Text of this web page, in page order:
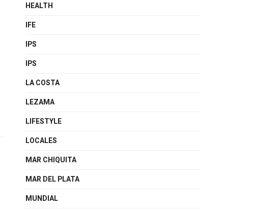
HEALTH
IFE
IPS
IPS
LA COSTA
LEZAMA
LIFESTYLE
LOCALES
MAR CHIQUITA
MAR DEL PLATA
MUNDIAL